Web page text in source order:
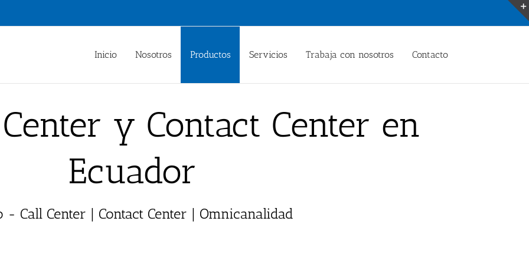
Inicio Nosotros Productos Servicios Trabaja con nosotros Contacto
y Contact Center en
Ecuador
- Call Center | Contact Center | Omnicanalidad